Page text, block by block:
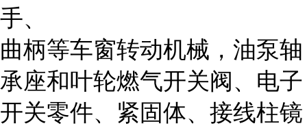
手、
曲柄等车窗转动机械，油泵轴
承座和叶轮燃气开关阀、电子
开关零件、紧固体、接线柱镜